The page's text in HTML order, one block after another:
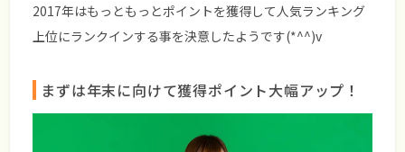
2017年はもっともっとポイントを獲得して人気ランキング
上位にランクインする事を決意したようです(*^^)v
まずは年末に向けて獲得ポイント大幅アップ！